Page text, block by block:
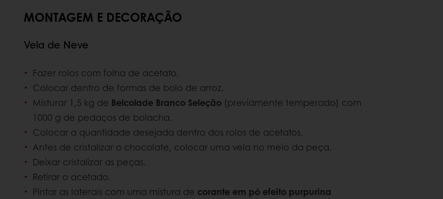
MONTAGEM E DECORAÇÃO
Vela de Neve
Fazer rolos com folha de acetato.
Colocar dentro de formas de bolo de arroz.
Misturar 1,5 kg de Belcolade Branco Seleção (previamente temperado) com
1000 g de pedaços de bolacha.
Colocar a quantidade desejada dentro dos rolos de acetatos.
Antes de cristalizar o chocolate, colocar uma vela no meio da peça.
Deixar cristalizar as peças.
Retirar o acetado.
Pintar as laterais com uma mistura de corante em pó efeito purpurina